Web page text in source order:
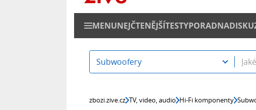
MENUNEJČTENĚJŠÍTESTYPORADNA
Subwoofery
zbozi.zive.cz TV, video, audio Hi-Fi komponenty